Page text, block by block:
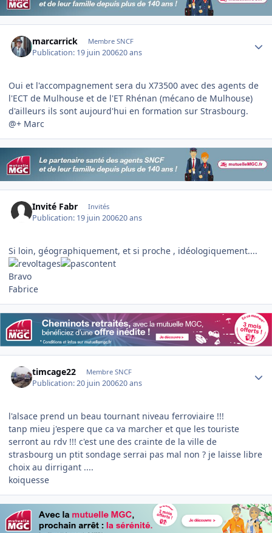
marcarrick Membre SNCF
Publication: 19 juin 200620 ans
Oui et l'accompagnement sera du X73500 avec des agents de
l'ECT de Mulhouse et de l'ET Rhénan (mécano de Mulhouse)
d'ailleurs ils sont aujourd'hui en formation sur Strasbourg.
@+ Marc
Invité Fabr Invités
Publication: 19 juin 200620 ans
Si loin, géographiquement, et si proche , idéologiquement....
Bravo
Fabrice
timcage22 Membre SNCF
Publication:20 juin 200620 ans
l'alsace prend un beau tournant niveau ferroviaire !!!
tanp mieu j'espere que ca va marcher et que les touriste
serront au rdv !!! c'est une des crainte de la ville de
strasbourg un ptit sondage serrai pas mal non ? je laisse libre
choix au dirrigant ....
koiquesse